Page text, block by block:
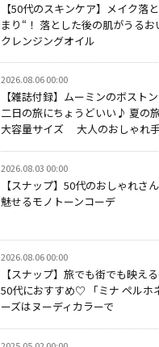
【50代のスキンケア】メイク落
まり“！ 落とした後の肌がうる
クレンジングオイル
2026.08.06 00:00
【雑誌付録】ムーミンのボスト
二日の旅にちょうどいい♪ 夏の
大容量サイズ 大人のおしゃれ
2026.08.03 00:00
【スナップ】50代のおしゃれさ
魅せるモノトーンコーデ
2026.08.06 00:00
【スナップ】旅でも街でも映え
50代におすすめ♡ 「ミナ ペルホ
ーズはヌーディカラーで